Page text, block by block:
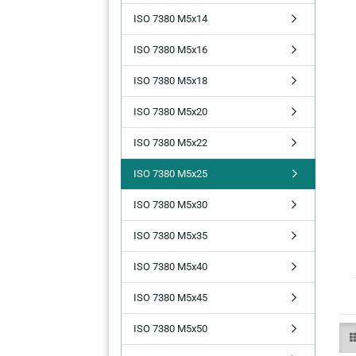
ISO 7380 M5x14
ISO 7380 M5x16
ISO 7380 M5x18
ISO 7380 M5x20
ISO 7380 M5x22
ISO 7380 M5x25
ISO 7380 M5x30
ISO 7380 M5x35
ISO 7380 M5x40
ISO 7380 M5x45
ISO 7380 M5x50